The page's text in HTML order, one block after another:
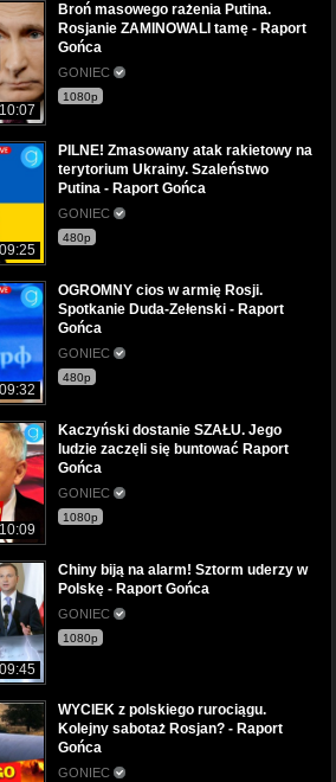
10:07
Broń masowego rażenia Putina.
Rosjanie ZAMINOWALI tamę - Raport
Gońca
GONIEC
1080p
09:25
PILNE! Zmasowany atak rakietowy na
terytorium Ukrainy. Szaleństwo
Putina - Raport Gońca
GONIEC
480p
09:32
OGROMNY cios w armię Rosji.
Spotkanie Duda-Zełenski - Raport
Gońca
GONIEC
480p
10:09
Kaczyński dostanie SZAŁU. Jego
ludzie zaczęli się buntować Raport
Gońca
GONIEC
1080p
09:45
Chiny biją na alarm! Sztorm uderzy w
Polskę - Raport Gońca
GONIEC
1080p
WYCIEK z polskiego rurociągu.
Kolejny sabotaż Rosjan? - Raport
Gońca
GONIEC